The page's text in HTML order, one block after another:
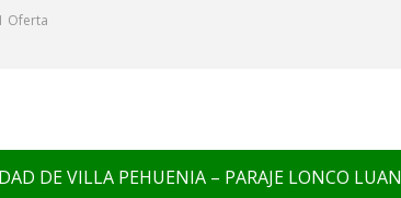
Oferta
DE VILLA PEHUENIA – PARAJE LONCO LUAN